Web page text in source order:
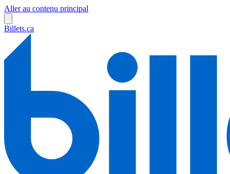
Aller au contenu principal
Billets.ca